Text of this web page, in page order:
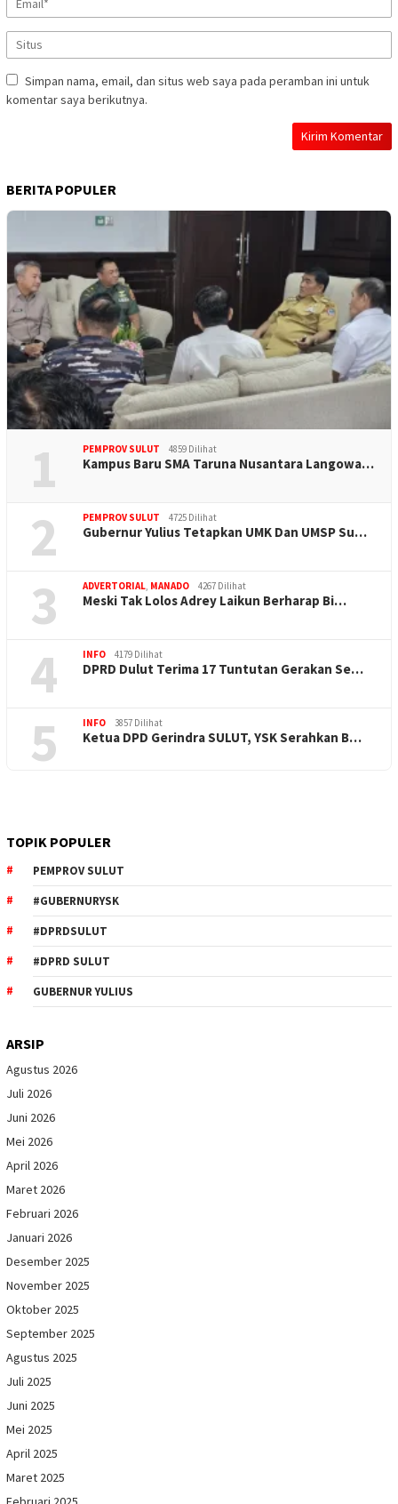
Simpan nama, email, dan situs web saya pada peramban ini untuk
komentar saya berikutnya.
BERITA POPULER
1 PEMPROV SULUT 4859 Dilihat
Kampus Baru SMA Taruna Nusantara Langowa…
2 PEMPROV SULUT 4725 Dilihat
Gubernur Yulius Tetapkan UMK Dan UMSP Su…
3 ADVERTORIAL, MANADO 4267 Dilihat
Meski Tak Lolos Adrey Laikun Berharap Bi…
4 INFO 4179 Dilihat
DPRD Dulut Terima 17 Tuntutan Gerakan Se…
5 INFO 3857 Dilihat
Ketua DPD Gerindra SULUT, YSK Serahkan B…
TOPIK POPULER
PEMPROV SULUT
#GUBERNURYSK
#DPRDSULUT
#DPRD SULUT
GUBERNUR YULIUS
ARSIP
Agustus 2026
Juli 2026
Juni 2026
Mei 2026
April 2026
Maret 2026
Februari 2026
Januari 2026
Desember 2025
November 2025
Oktober 2025
September 2025
Agustus 2025
Juli 2025
Juni 2025
Mei 2025
April 2025
Maret 2025